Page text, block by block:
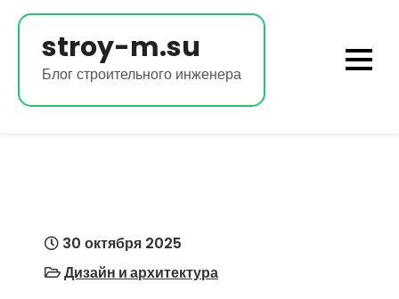
Перейти
содержимому
stroy-m.su
Блог строительного инженера
30 октября 2025
Дизайн и архитектура